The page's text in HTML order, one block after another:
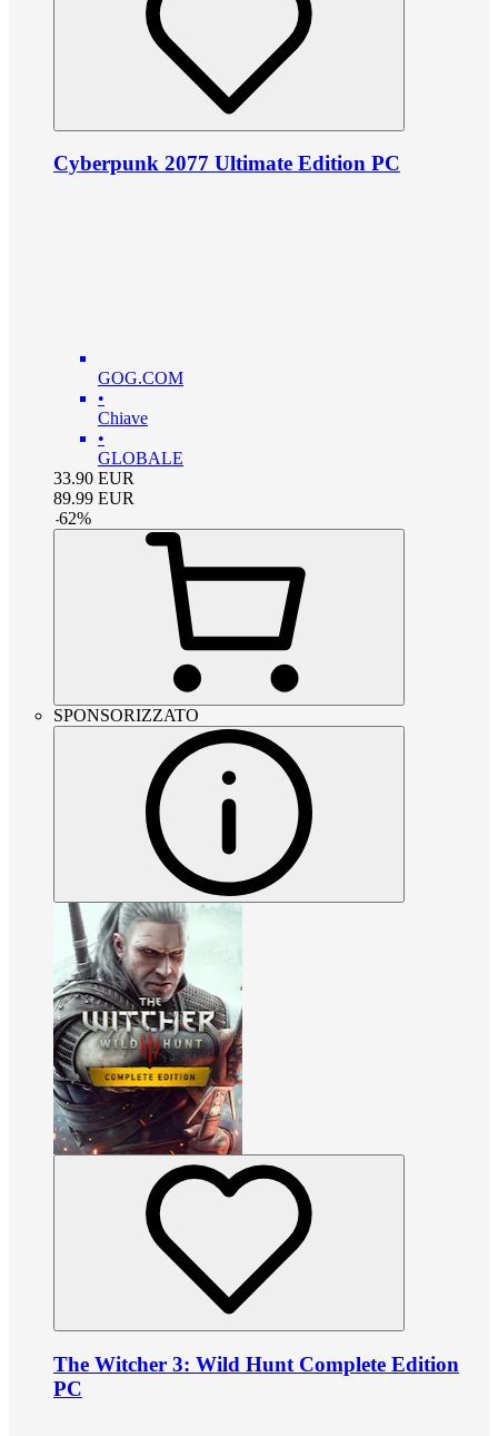
Cyberpunk 2077 Ultimate Edition PC
GOG.COM
•
Chiave
•
GLOBALE
33.90 EUR
89.99 EUR
-62%
SPONSORIZZATO
The Witcher 3: Wild Hunt Complete Edition
PC